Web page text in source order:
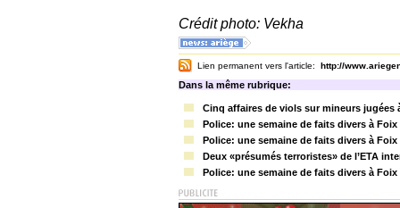
Crédit photo: Vekha
Lien permanent vers l'article: http://
Dans la même rubrique:
Cinq affaires de viols sur mineurs jugées
Police: une semaine de faits divers à Foix
Police: une semaine de faits divers à Foix
Deux «présumés terroristes» de l’ETA
Police: une semaine de faits divers à Foix